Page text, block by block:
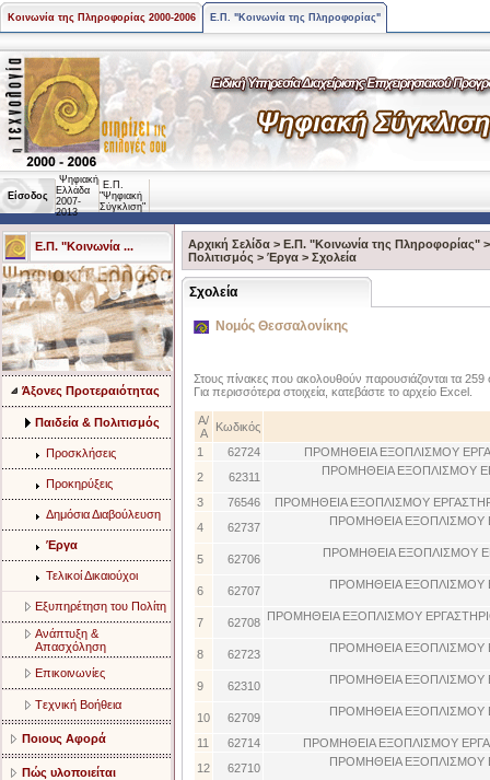
Κοινωνία της Πληροφορίας 2000-2006 Ε.Π. "Κοινωνία της Πληροφορίας"
Είσοδος
Ψηφιακή
Ελλάδα
2007-
2013
Ε.Π.
"Ψηφιακή
Σύγκλιση"
Ε.Π. "Κοινωνία ...
Άξονες Προτεραιότητας
Παιδεία & Πολιτισμός
Προσκλήσεις
Προκηρύξεις
Δημόσια Διαβούλευση
Έργα
Τελικοί Δικαιούχοι
Eξυπηρέτηση του Πολίτη
Aνάπτυξη &
Aπασχόληση
Eπικοινωνίες
Tεχνική Bοήθεια
Ποιους Αφορά
Πώς υλοποιείται
Αρχική Σελίδα > Ε.Π. "Κοινωνία της Πληροφορίας"
Πολιτισμός > Έργα > Σχολεία
Σχολεία
Νομός Θεσσαλονίκης
Στους πίνακες που ακολουθούν παρουσιάζονται τα
Για περισσότερα στοιχεία, κατεβάστε το αρχείο Excel.
Α/
Α
Κωδικός
1
62724
ΠΡΟΜΗΘΕΙΑ ΕΞΟΠΛΙΣΜΟΥ
2
62311 ΠΡΟΜΗΘΕΙΑ ΕΞΟΠΛΙΣΜΟΥ
3 76546
ΠΡΟΜΗΘΕΙΑ ΕΞΟΠΛΙΣΜΟΥ
4
62737 ΠΡΟΜΗΘΕΙΑ ΕΞΟΠΛΙΣΜΟΥ
5 62706 ΠΡΟΜΗΘΕΙΑ ΕΞΟΠΛΙΣΜΟΥ
6 62707 ΠΡΟΜΗΘΕΙΑ ΕΞΟΠΛΙΣΜΟΥ
7 62708 ΠΡΟΜΗΘΕΙΑ ΕΞΟΠΛΙΣΜΟΥ
8 62723 ΠΡΟΜΗΘΕΙΑ ΕΞΟΠΛΙΣΜΟΥ
9 62310 ΠΡΟΜΗΘΕΙΑ ΕΞΟΠΛΙΣΜΟΥ
10 62709 ΠΡΟΜΗΘΕΙΑ ΕΞΟΠΛΙΣΜΟΥ
11 62714
ΠΡΟΜΗΘΕΙΑ ΕΞΟΠΛΙΣΜΟΥ
12
62710 ΠΡΟΜΗΘΕΙΑ ΕΞΟΠΛΙΣΜΟΥ